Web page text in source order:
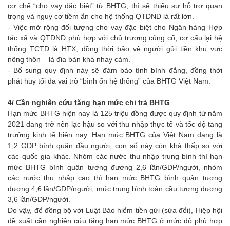
cơ chế “cho vay đặc biệt” từ BHTG, thì sẽ thiếu sự hỗ trợ quan
trọng và nguy cơ tiềm ẩn cho hệ thống QTDND là rất lớn.
- Việc mở rộng đối tượng cho vay đặc biệt cho Ngân hàng Hợp
tác xã và QTDND phù hợp với chủ trương củng cố, cơ cấu lại hệ
thống TCTD là HTX, đồng thời bảo vệ người gửi tiền khu vực
nông thôn – là địa bàn khá nhạy cảm.
- Bổ sung quy định này sẽ đảm bảo tính bình đẳng, đồng thời
phát huy tối đa vai trò “bình ổn hệ thống” của BHTG Việt Nam.
4/ Cần nghiên cứu tăng hạn mức chi trả BHTG
Hạn mức BHTG hiện nay là 125 triệu đồng được quy định từ năm
2021 đang trở nên lạc hậu so với thu nhập thực tế và tốc độ tang
trưởng kinh tế hiện nay. Hạn mức BHTG của Việt Nam đang là
1,2 GDP bình quân đầu người, con số này còn khá thấp so với
các quốc gia khác. Nhóm các nước thu nhập trung bình thì hạn
mức BHTG bình quân tương đương 2,6 lần/GDP/người, nhóm
các nước thu nhập cao thì hạn mức BHTG bình quân tương
đương 4,6 lần/GDP/người, mức trung bình toàn cầu tương đương
3,6 lần/GDP/người.
Do vậy, để đồng bộ với Luật Bảo hiểm tiền gửi (sửa đổi), Hiệp hội
đề xuất cần nghiên cứu tăng hạn mức BHTG ở mức độ phù hợp